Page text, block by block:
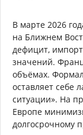
В марте 2026
на Ближнем
дефицит,
значений.
объёмах.
оставляет себе
ситуации». На
Европе
долгосрочному